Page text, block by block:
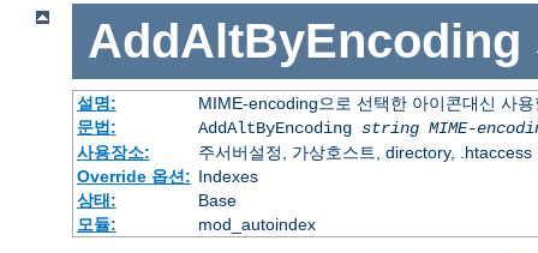
AddAltByEncoding
설명:
MIME-encoding으로 선택한 아이콘대신 사
문법:
AddAltByEncoding string MIME-
사용장소:
주서버설정, 가상호스트, directory, .htaccess
Override 옵션: Indexes
상태:
Base
모듈:
mod_autoindex